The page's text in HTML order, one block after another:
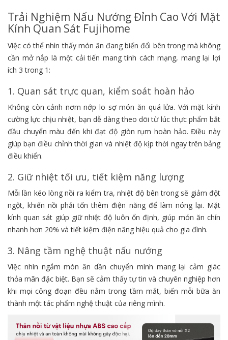
Trải Nghiệm Nấu Nướng Đỉnh Cao Với Mặt
Kính Quan Sát Fujihome
Việc có thể nhìn thấy món ăn đang biến đổi bên trong mà không
cần mở nắp là một cải tiến mang tính cách mạng, mang lại lợi
ích 3 trong 1:
1. Quan sát trực quan, kiểm soát hoàn hảo
Không còn cảnh nơm nớp lo sợ món ăn quá lửa. Với mặt kính
cường lực chịu nhiệt, bạn dễ dàng theo dõi từ lúc thực phẩm bắt
đầu chuyển màu đến khi đạt độ giòn rụm hoàn hảo. Điều này
giúp bạn điều chỉnh thời gian và nhiệt độ kịp thời ngay trên bảng
điều khiển.
2. Giữ nhiệt tối ưu, tiết kiệm năng lượng
Mỗi lần kéo lòng nồi ra kiểm tra, nhiệt độ bên trong sẽ giảm đột
ngột, khiến nồi phải tốn thêm điện năng để làm nóng lại. Mặt
kính quan sát giúp giữ nhiệt độ luôn ổn định, giúp món ăn chín
nhanh hơn 20% và tiết kiệm điện năng hiệu quả cho gia đình.
3. Nâng tầm nghệ thuật nấu nướng
Việc nhìn ngắm món ăn dần chuyển mình mang lại cảm giác
thỏa mãn đặc biệt. Bạn sẽ cảm thấy tự tin và chuyên nghiệp hơn
khi mọi công đoạn đều nằm trong tầm mắt, biến mỗi bữa ăn
thành một tác phẩm nghệ thuật của riêng mình.